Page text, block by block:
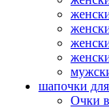
шапочки
Очки